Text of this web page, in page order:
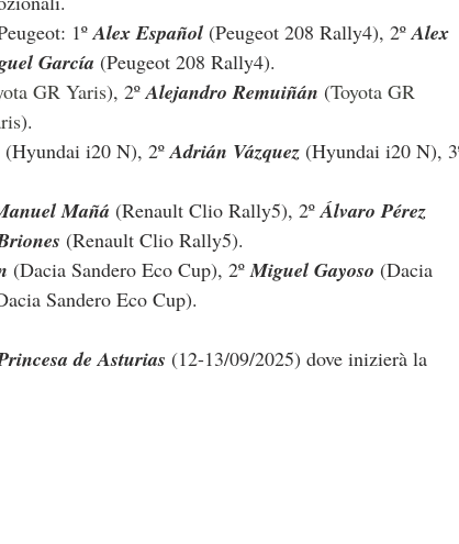
1º Alex Español (Peugeot 208 Rally4), 2º Alex
García (Peugeot 208 Rally4).
GR Yaris), 2º Alejandro Remuiñán (Toyota GR
).
(Hyundai i20 N), 2º Adrián Vázquez (Hyundai i20 N),
Mañá (Renault Clio Rally5), 2º Álvaro Pérez
(Renault Clio Rally5).
(Dacia Sandero Eco Cup), 2º Miguel Gayoso (Dacia
Sandero Eco Cup).
de Asturias (12-13/09/2025) dove inizierà la